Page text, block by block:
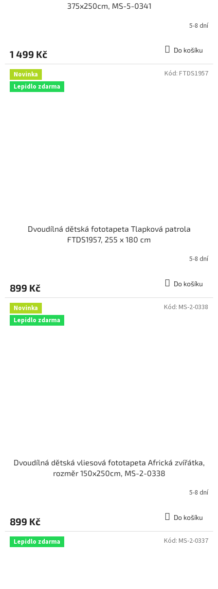
375x250cm, MS-5-0341
5-8 dní
1 499 Kč Do košíku
Novinka
Lepidlo zdarma
Dvoudílná dětská fototapeta Tlapková patrola
FTDS1957, 255 x 180 cm
5-8 dní
899 Kč Do košíku
Kód: FTDS1957
Novinka
Lepidlo zdarma
Dvoudílná dětská vliesová fototapeta Africká zvířátka,
rozměr 150x250cm, MS-2-0338
5-8 dní
899 Kč Do košíku
Kód: MS-2-0338
Lepidlo zdarma Kód: MS-2-0337